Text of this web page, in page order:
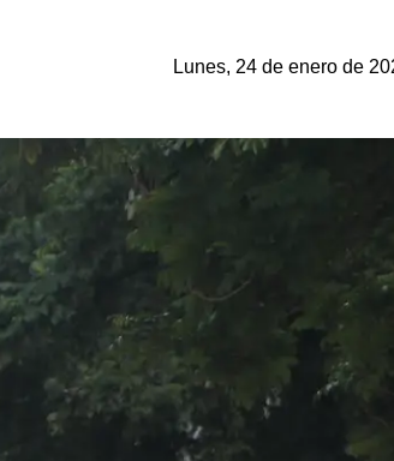
Lunes, 24 de enero de